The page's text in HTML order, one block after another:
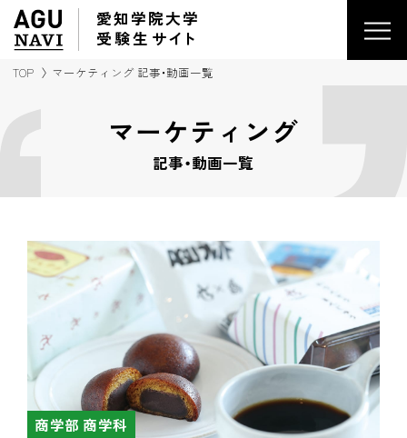
愛知学院大学
受験生 サイ ト
TOP マーケティング 記事・動画一覧
マーケティング
記事・動画一覧
商学部 商学科